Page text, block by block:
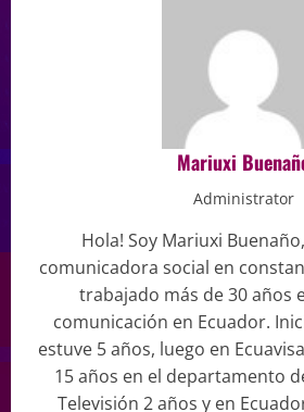
Mariuxi
Administrator
Hola! Soy Mariuxi
comunicadora social en
trabajado más de 30 años
comunicación en Ecuador.
estuve 5 años, luego en
15 años en el departamento
Televisión 2 años y en